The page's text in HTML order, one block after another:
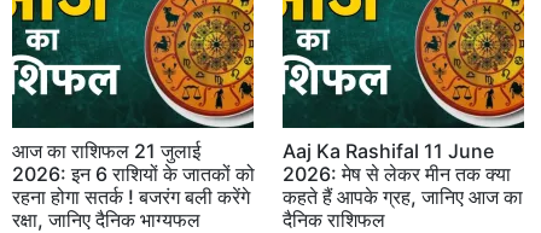
आज का राशिफल 21 जुलाई
2026: इन 6 राशियों के जातकों को
रहना होगा सतर्क ! बजरंग बली करेंगे
रक्षा, जानिए दैनिक भाग्यफल
Aaj Ka Rashifal 11 June
2026: मेष से लेकर मीन तक क्या
कहते हैं आपके ग्रह, जानिए आज का
दैनिक राशिफल